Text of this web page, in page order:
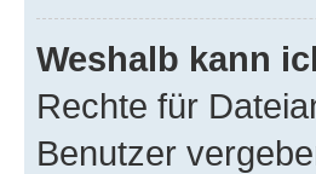
Weshalb kann
Rechte für
Benutzer